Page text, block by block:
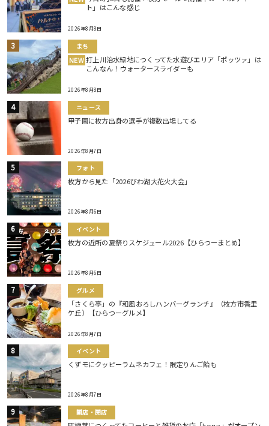
ト」はこんな感じ
2026年8月8日
まち
NEW 打上川治水緑地につくってた水遊びエリア「ポッツァ」は
こんなん！ウォータースライダーも
2026年8月8日
ニュース
甲子園に枚方出身の選手が複数出場してる
2026年8月7日
フォト
枚方から見た「2026びわ湖大花火大会」
2026年8月6日
イベント
枚方の近所の夏祭りスケジュール2026【ひらつーまとめ】
2026年8月6日
グルメ
「さくら亭」の『和風おろしハンバーグランチ』（枚方市香里
ケ丘）【ひらつーグルメ】
2026年8月7日
イベント
くずモにクッピーラムネカフェ！限定りんご飴も
2026年8月7日
開店・閉店